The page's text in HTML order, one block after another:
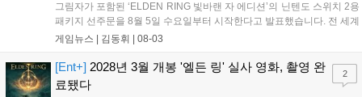
그림자가 포함된 ‘ELDEN RING 빛바랜 자 에디션’의 닌텐도 스위치 2용
패키지 선주문을 8월 5일 수요일부터 시작한다고 발표했습니다. 전 세계
누적 판매 3천만 장을 돌파한 이 게임은 미야자키 히데타카와 조지 R. R.
서 확인할 수 있습니다....
게임뉴스 | 김동휘 08-03
[Ent+] 2028년 3월 개봉 '엘든 링' 실사 영화, 촬영 완
료됐다
2